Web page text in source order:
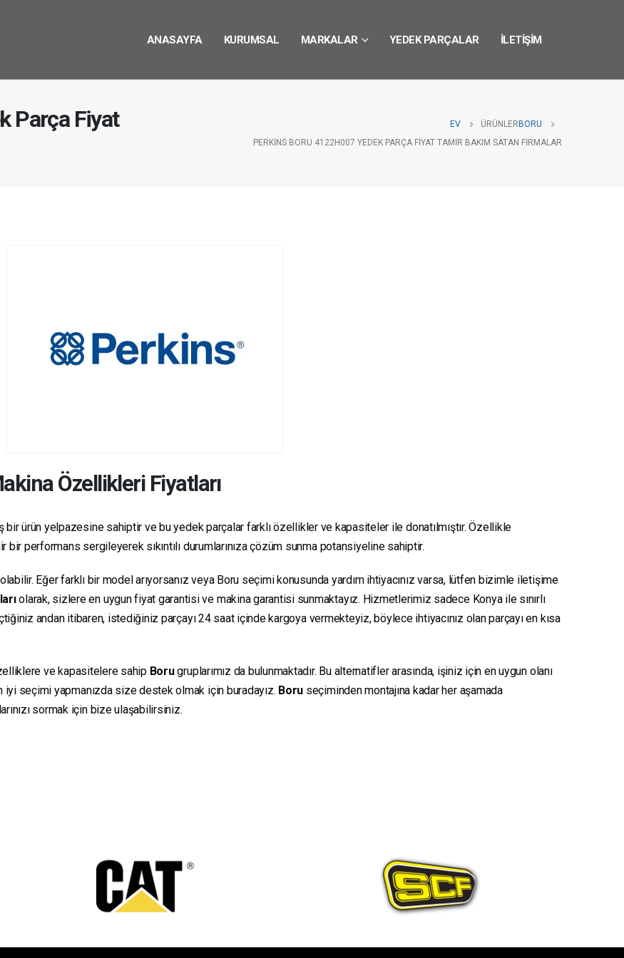
ANASAYFA KURUMSAL MARKALAR YEDEK PARÇALAR İLETIŞIM
Parça Fiyat
EV ÜRÜNLER BORU
PERKINS BORU 4122H007 YEDEK PARÇA FIYAT TAMIR BAKIM SATAN FIRMALAR
Özellikleri Fiyatları
bir ürün yelpazesine sahiptir ve bu yedek parçalar farklı özellikler ve kapasiteler ile donatılmıştır. Özellikle
bir performans sergileyerek sıkıntılı durumlarınıza çözüm sunma potansiyeline sahiptir.
Eğer farklı bir model arıyorsanız veya Boru seçimi konusunda yardım ihtiyacınız varsa, lütfen bizimle iletişime
olarak, sizlere en uygun fiyat garantisi ve makina garantisi sunmaktayız. Hizmetlerimiz sadece Konya ile sınırlı
andan itibaren, istediğiniz parçayı 24 saat içinde kargoya vermekteyiz, böylece ihtiyacınız olan parçayı en kısa
ve kapasitelere sahip Borugruplarımız da bulunmaktadır. Bu alternatifler arasında, işiniz için en uygun olanı
iyi seçimi yapmanızda size destek olmak için buradayız. Boru seçiminden montajına kadar her aşamada
sormak için bize ulaşabilirsiniz.